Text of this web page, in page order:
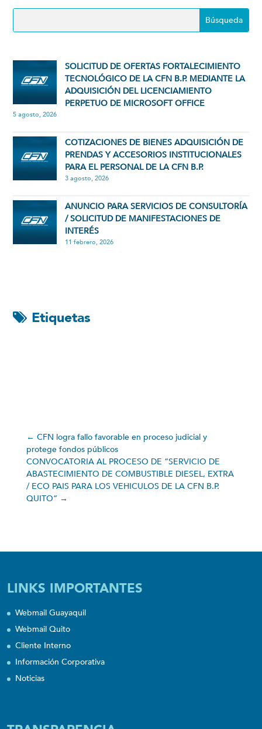
SOLICITUD DE OFERTAS FORTALECIMIENTO
TECNOLÓGICO DE LA CFN B.P. MEDIANTE LA
ADQUISICIÓN DEL LICENCIAMIENTO
PERPETUO DE MICROSOFT OFFICE
5 agosto, 2026
COTIZACIONES DE BIENES ADQUISICIÓN DE
PRENDAS Y ACCESORIOS INSTITUCIONALES
PARA EL PERSONAL DE LA CFN B.P.
3 agosto, 2026
ANUNCIO PARA SERVICIOS DE CONSULTORÍA
/ SOLICITUD DE MANIFESTACIONES DE
INTERÉS
11 febrero, 2026
Etiquetas
← CFN logra fallo favorable en proceso judicial y
protege fondos públicos
CONVOCATORIA AL PROCESO DE “SERVICIO DE
ABASTECIMIENTO DE COMBUSTIBLE DIESEL, EXTRA
/ ECO PAIS PARA LOS VEHICULOS DE LA CFN B.P.
QUITO“ →
LINKS IMPORTANTES
Webmail Guayaquil
Webmail Quito
Cliente Interno
Información Corporativa
Noticias